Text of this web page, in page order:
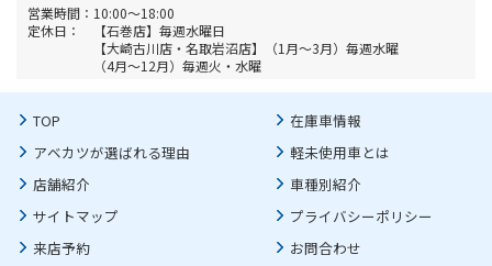
営業時間： 10:00～18:00
定休日：
【石巻店】毎週水曜日
【大崎古川店・名取岩沼店】（1月～3月）毎週水曜
（4月～12月）毎週火・水曜
TOP
在庫車情報
アベカツが選ばれる理由
軽未使用車とは
店舗紹介
車種別紹介
サイトマップ
プライバシーポリシー
来店予約
お問合わせ